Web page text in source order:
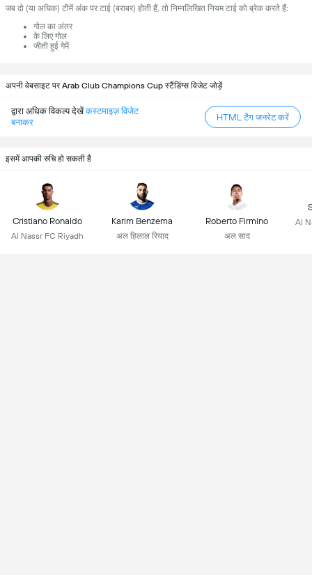
जब दो (या अधिक) टीमें अंक पर टाई (बराबर) होती हैं, तो निम्नलिखित नियम टाई को ब्रेक करते हैं:
गोल का अंतर
के लिए गोल
जीती हुई गेमें
अपनी वेबसाइट पर Arab Club Champions Cup स्टैंडिंग्स विजेट जोड़ें
द्वारा अधिक विकल्प देखेंकस्टमाइज़ विजेट
बनाकर
HTML टैग जनरेट करें
इसमें आपकी रुचि हो सकती है
Cristiano Ronaldo
Al Nassr FC Riyadh
Karim Benzema
अल हिलाल रियाद
Roberto Firmino
अल साद
Al